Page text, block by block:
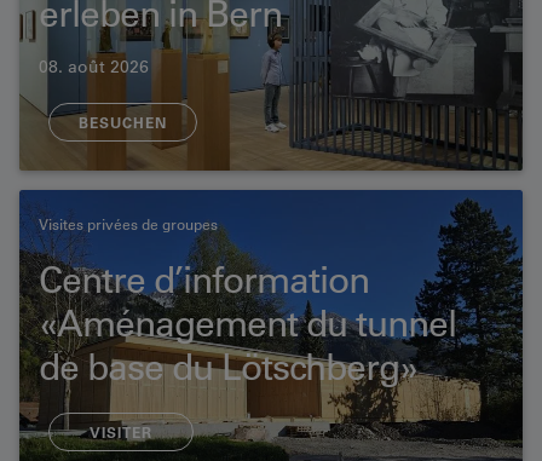
erleben in Bern
08. août 2026
BESUCHEN
Visites privées de groupes
Centre d’information
«Aménagement du tunnel
de base du Lötschberg»
VISITER